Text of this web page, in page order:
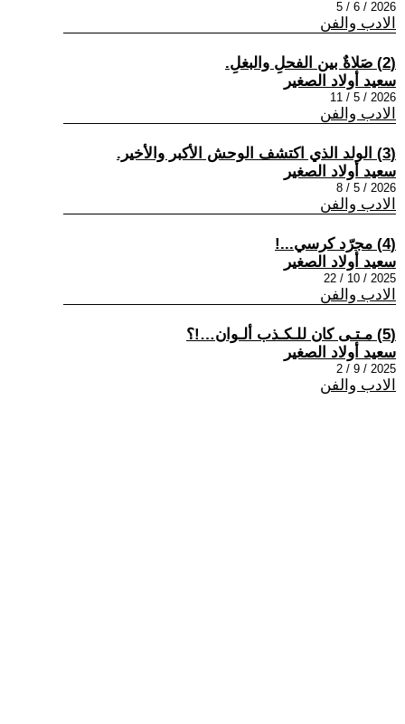
2026 / 6 / 5
الادب والفن
(2) صَلاةٌ بين الفحلِ والبغلِ.
سعيد أولاد الصغير
2026 / 5 / 11
الادب والفن
(3) الولد الذي اكتشف الوحش الأكبر والأخير.
سعيد أولاد الصغير
2026 / 5 / 8
الادب والفن
(4) مجرّد كرسي...!
سعيد أولاد الصغير
2025 / 10 / 22
الادب والفن
(5) مـتـى كان للـكـذب ألـوان…!؟
سعيد أولاد الصغير
2025 / 9 / 2
الادب والفن